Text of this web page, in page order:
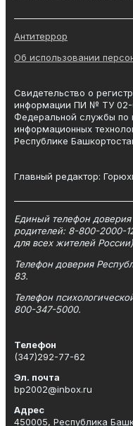
Антитеррор
Об использовании
Свидетельство о
информации ПИ № ТУ 02-
Федеральной службы по
информационных
Республике
Главный редактор:
Единый телефон
родителей: 8-800-2000-
для всех жителей
Телефон доверия
83.
Телефон
800-347-5000.
Телефон
(347)292-77-62
Эл. почта
bp2002@inbox.ru
Адрес
450005, Республика